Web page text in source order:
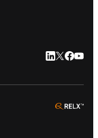
LinkedIn
Twitter